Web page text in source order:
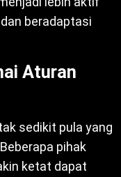
beradaptasi
Aturan
sedikit pula yang
pihak
ketat dapat